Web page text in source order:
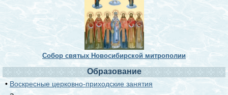
Собор святых Новосибирской митрополии
Образование
• Воскресные церковно-приходские занятия